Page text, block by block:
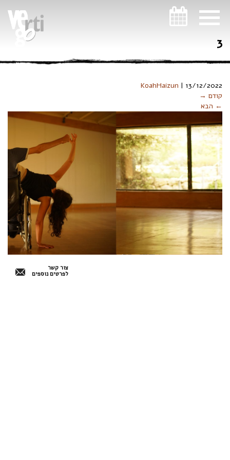
3
KoahHaizun | 13/12/2022
קודם →
← הבא
צור קשר
לפרטים נוספים